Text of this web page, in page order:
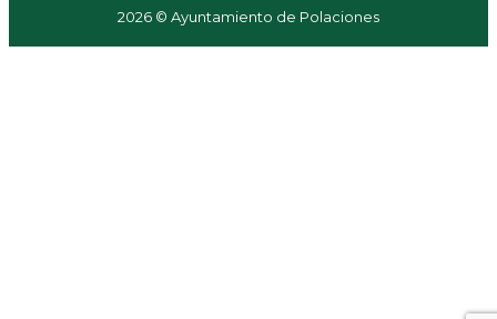
2026 © Ayuntamiento de Polaciones